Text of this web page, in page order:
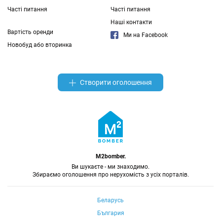
Часті питання
Вартість оренди
Новобуд або вторинка
Часті питання
Наші контакти
Ми на Facebook
Створити оголошення
M2bomber.
Ви шукаєте - ми знаходимо.
Збираємо оголошення про нерухомість з усіх порталів.
Беларусь
България